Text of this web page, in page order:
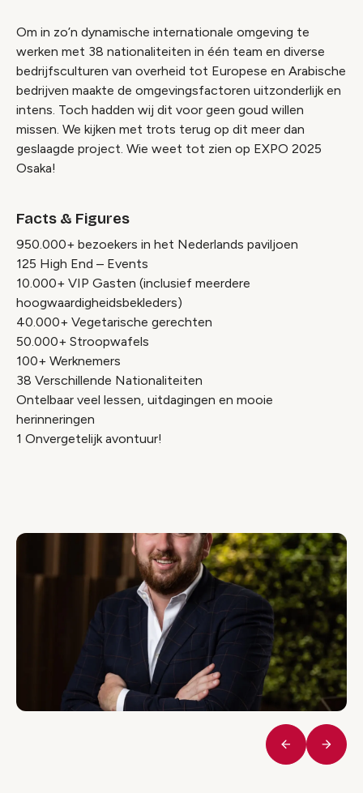
Om in zo’n dynamische internationale omgeving te
werken met 38 nationaliteiten in één team en diverse
bedrijfsculturen van overheid tot Europese en Arabische
bedrijven maakte de omgevingsfactoren uitzonderlijk en
intens. Toch hadden wij dit voor geen goud willen
missen. We kijken met trots terug op dit meer dan
geslaagde project. Wie weet tot zien op EXPO 2025
Osaka!
Facts & Figures
950.000+ bezoekers in het Nederlands paviljoen
125 High End – Events
10.000+ VIP Gasten (inclusief meerdere
hoogwaardigheidsbekleders)
40.000+ Vegetarische gerechten
50.000+ Stroopwafels
100+ Werknemers
38 Verschillende Nationaliteiten
Ontelbaar veel lessen, uitdagingen en mooie
herinneringen
1 Onvergetelijk avontuur!
Vorige